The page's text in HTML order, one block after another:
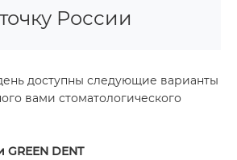
России
доступны следующие варианты
вами стоматологического
GREEN DENT